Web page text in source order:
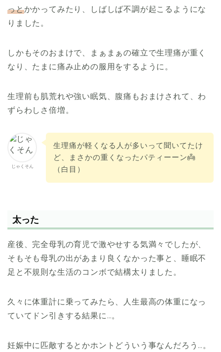
っとかかってみたり、しばしば不調が起こるようにな
りました。
しかもそのおまけで、まぁまぁの確立で生理痛が重く
なり、たまに痛み止めの服用をするように。
生理前も肌荒れや強い眠気、腹痛もおまけされて、わ
ずらわしさ倍増。
じゃくそん
生理痛が軽くなる人が多いって聞いてたけ
ど、まさかの重くなったパティーーン👼
（白目）
太った
産後、完全母乳の育児で激やせする気満々でしたが、
そもそも母乳の出があまり良くなかった事と、睡眠不
足と不規則な生活のコンボで結構太りました。
久々に体重計に乗ってみたら、人生最高の体重になっ
ていてドン引きする結果に…。
妊娠中に匹敵するとかホントどういう事なんだろう…。